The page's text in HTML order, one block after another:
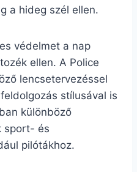
a hideg szél ellen.
védelmet a nap
ellen. A Police
lencsetervezéssel
stílusával is
különböző
sport- és
pilótákhoz.